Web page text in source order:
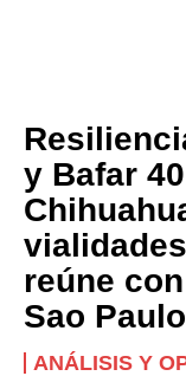
y Bafar
reúne
Sao Paulo
ANÁLISIS Y